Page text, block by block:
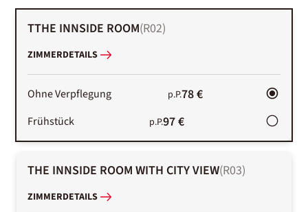
TTHE INNSIDE ROOM(R02)
ZIMMERDETAILS
Ohne Verpflegung p.P.78 €
Frühstück p.P.97 €
THE INNSIDE ROOM WITH CITY VIEW(R03)
ZIMMERDETAILS